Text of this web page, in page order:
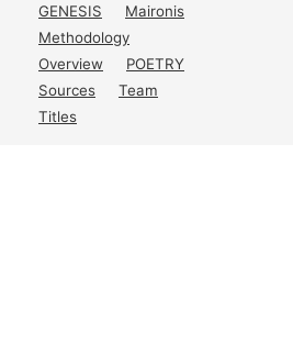
GENESIS
Maironis
Methodology
Overview
POETRY
Sources
Team
Titles